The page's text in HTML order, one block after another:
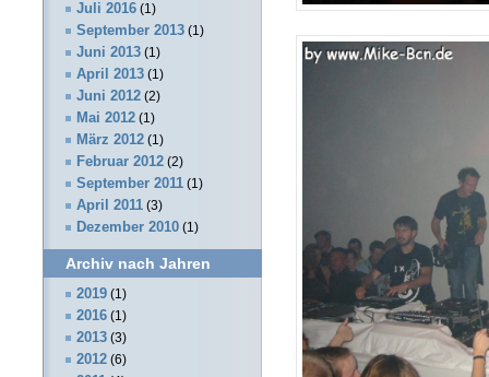
Juli 2016 (1)
September 2013 (1)
Juni 2013 (1)
April 2013 (1)
Juni 2012 (2)
Mai 2012 (1)
März 2012 (1)
Februar 2012 (2)
September 2011 (1)
April 2011 (3)
Dezember 2010 (1)
Archiv nach Jahren
2019 (1)
2016 (1)
2013 (3)
2012 (6)